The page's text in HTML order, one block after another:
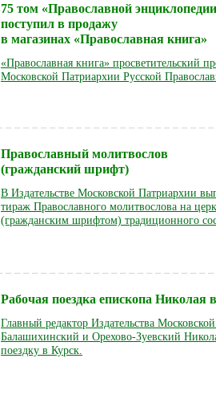
75 том «Православной
поступил в продажу
в магазинах «Православная книга»
«Православная книга» просветительский
Московской Патриархии Русской
Православный молитвослов
(гражданский шрифт)
В Издательстве Московской Патриархии
тираж Православного молитвослова на
(гражданским шрифтом) традиционного
Рабочая поездка епископа Николая
Главный редактор Издательства
Балашихинский и Орехово-Зуевский
поездку в Курск.